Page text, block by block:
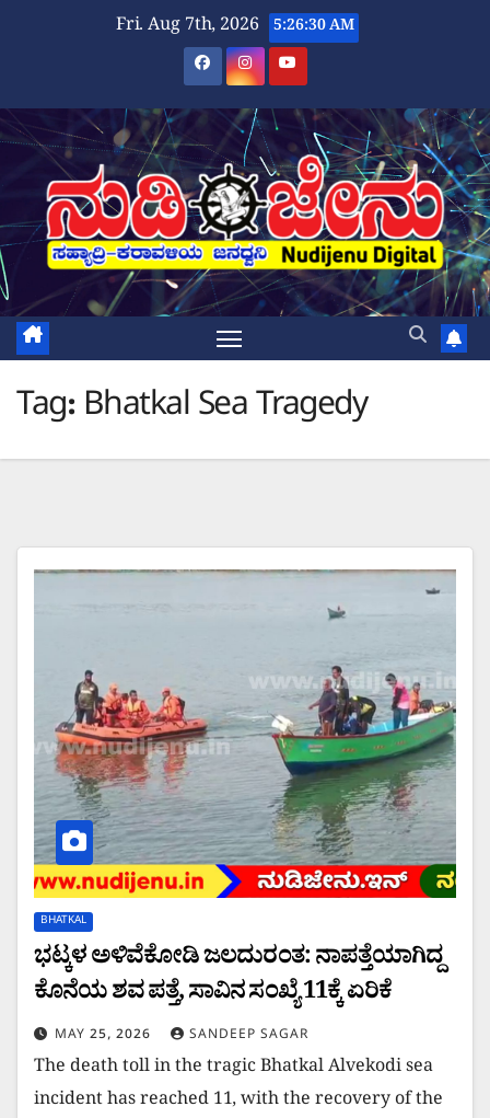
Fri. Aug 7th, 2026 5:26:30 AM
Tag: Bhatkal Sea Tragedy
BHATKAL
ಭಟ್ಕಳ ಅಳಿವೆಕೋಡಿ ಜಲದುರಂತ: ನಾಪತ್ತೆಯಾಗಿದ್ದ
ಕೊನೆಯ ಶವ ಪತ್ತೆ, ಸಾವಿನ ಸಂಖ್ಯೆ 11ಕ್ಕೆ ಏರಿಕೆ
MAY 25, 2026 SANDEEP SAGAR
The death toll in the tragic Bhatkal Alvekodi sea
incident has reached 11, with the recovery of the